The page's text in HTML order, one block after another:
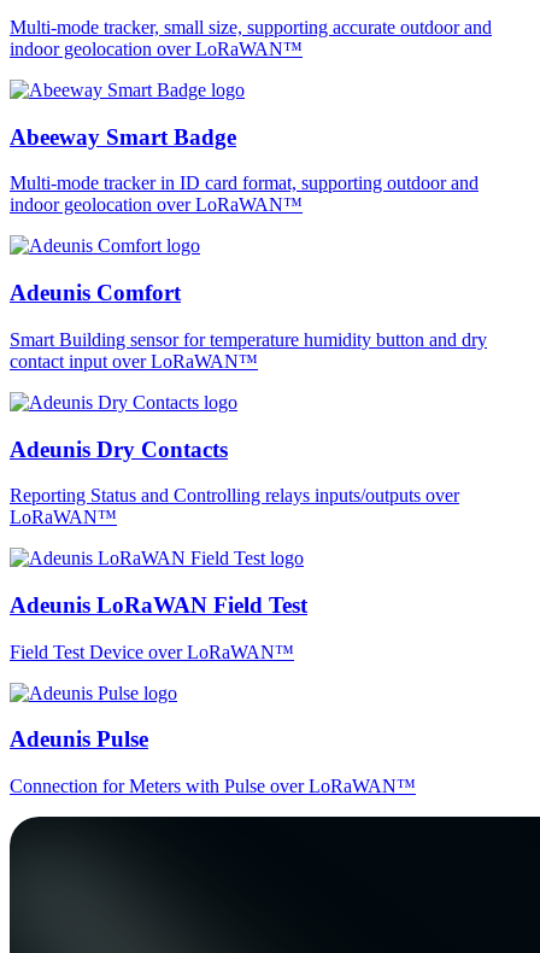
Multi-mode tracker, small size, supporting accurate outdoor and
indoor geolocation over LoRaWAN™
Abeeway Smart Badge
Multi-mode tracker in ID card format, supporting outdoor and
indoor geolocation over LoRaWAN™
Adeunis Comfort
Smart Building sensor for temperature humidity button and dry
contact input over LoRaWAN™
Adeunis Dry Contacts
Reporting Status and Controlling relays inputs/outputs over
LoRaWAN™
Adeunis LoRaWAN Field Test
Field Test Device over LoRaWAN™
Adeunis Pulse
Connection for Meters with Pulse over LoRaWAN™